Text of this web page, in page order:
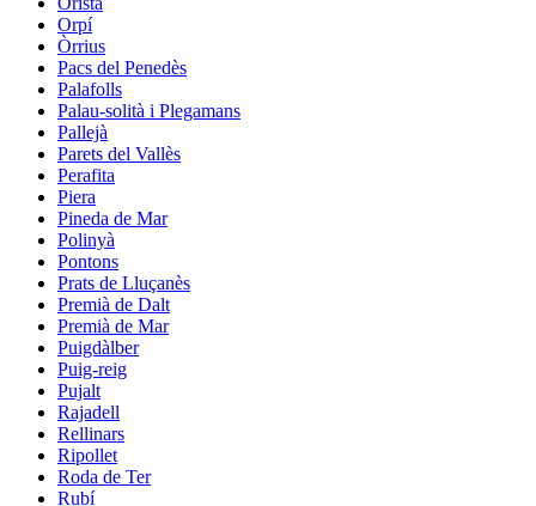
Orpí
Òrrius
Pacs del Penedès
Palafolls
Palau-solità i Plegamans
Pallejà
Parets del Vallès
Perafita
Piera
Pineda de Mar
Polinyà
Pontons
Prats de Lluçanès
Premià de Dalt
Premià de Mar
Puigdàlber
Puig-reig
Pujalt
Rajadell
Rellinars
Ripollet
Roda de Ter
Rubí